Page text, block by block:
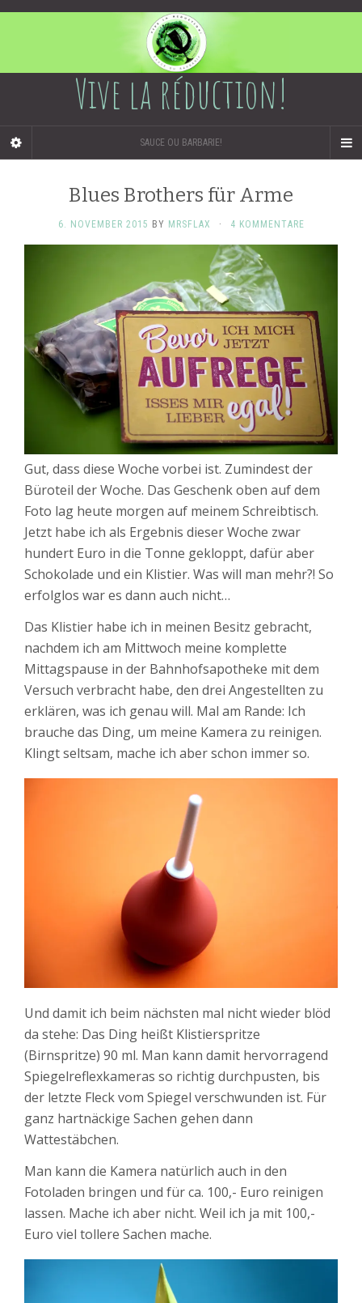
Vive la réduction!
SAUCE OU BARBARIE!
Blues Brothers für Arme
6. NOVEMBER 2015 BY MRSFLAX · 4 KOMMENTARE
Gut, dass diese Woche vorbei ist. Zumindest der
Büroteil der Woche. Das Geschenk oben auf dem
Foto lag heute morgen auf meinem Schreibtisch.
Jetzt habe ich als Ergebnis dieser Woche zwar
hundert Euro in die Tonne gekloppt, dafür aber
Schokolade und ein Klistier. Was will man mehr?! So
erfolglos war es dann auch nicht…
Das Klistier habe ich in meinen Besitz gebracht,
nachdem ich am Mittwoch meine komplette
Mittagspause in der Bahnhofsapotheke mit dem
Versuch verbracht habe, den drei Angestellten zu
erklären, was ich genau will. Mal am Rande: Ich
brauche das Ding, um meine Kamera zu reinigen.
Klingt seltsam, mache ich aber schon immer so.
Und damit ich beim nächsten mal nicht wieder blöd
da stehe: Das Ding heißt Klistierspritze
(Birnspritze) 90 ml. Man kann damit hervorragend
Spiegelreflexkameras so richtig durchpusten, bis
der letzte Fleck vom Spiegel verschwunden ist. Für
ganz hartnäckige Sachen gehen dann
Wattestäbchen.
Man kann die Kamera natürlich auch in den
Fotoladen bringen und für ca. 100,- Euro reinigen
lassen. Mache ich aber nicht. Weil ich ja mit 100,-
Euro viel tollere Sachen mache.